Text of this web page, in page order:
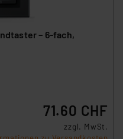
– 6-fach,
71.60 CHF
zzgl. MwSt.